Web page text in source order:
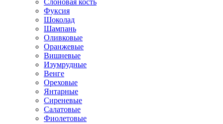
Фуксия
Шоколад
Шампань
Оливковые
Оранжевые
Вишневые
Изумрудные
Венге
Ореховые
Янтарные
Сиреневые
Салатовые
Фиолетовые